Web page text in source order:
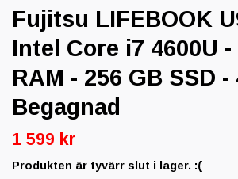
Fujitsu LIFEBOOK
Intel Core i7 4600U -
RAM - 256 GB SSD -
Begagnad
1 599 kr
Produkten är tyvärr slut i lager. :(